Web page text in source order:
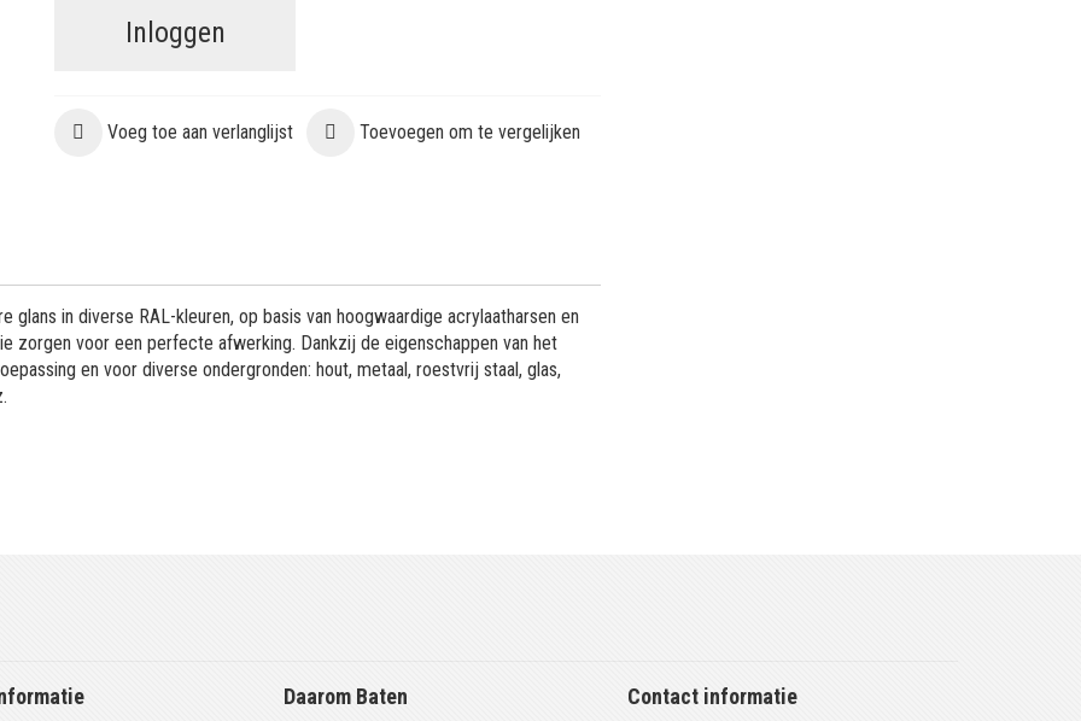
Inloggen
Voeg toe aan verlanglijst Toevoegen om te vergelijken
in diverse RAL-kleuren, op basis van hoogwaardige acrylaatharsen en
zorgen voor een perfecte afwerking. Dankzij de eigenschappen van het
en voor diverse ondergronden: hout, metaal, roestvrij staal, glas,
Daarom Baten Contact informatie